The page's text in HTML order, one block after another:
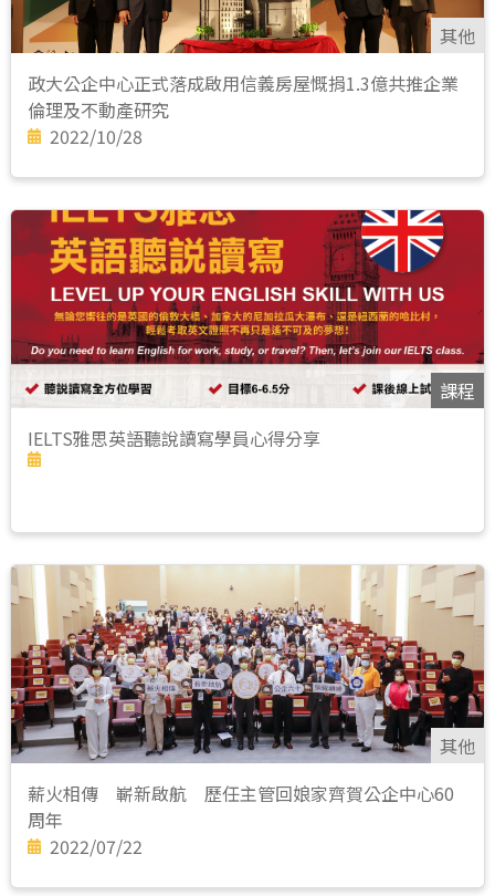
其他
政大公企中心正式落成啟用信義房屋慨捐1.3億共推企業
倫理及不動產研究
2022/10/28
課程
IELTS雅思英語聽說讀寫學員心得分享
其他
薪火相傳 嶄新啟航 歷任主管回娘家齊賀公企中心60
周年
2022/07/22